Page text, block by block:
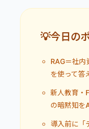
💡今日の
RAG＝社内
を使って答
新人教育・
の暗黙知を
導入前に「